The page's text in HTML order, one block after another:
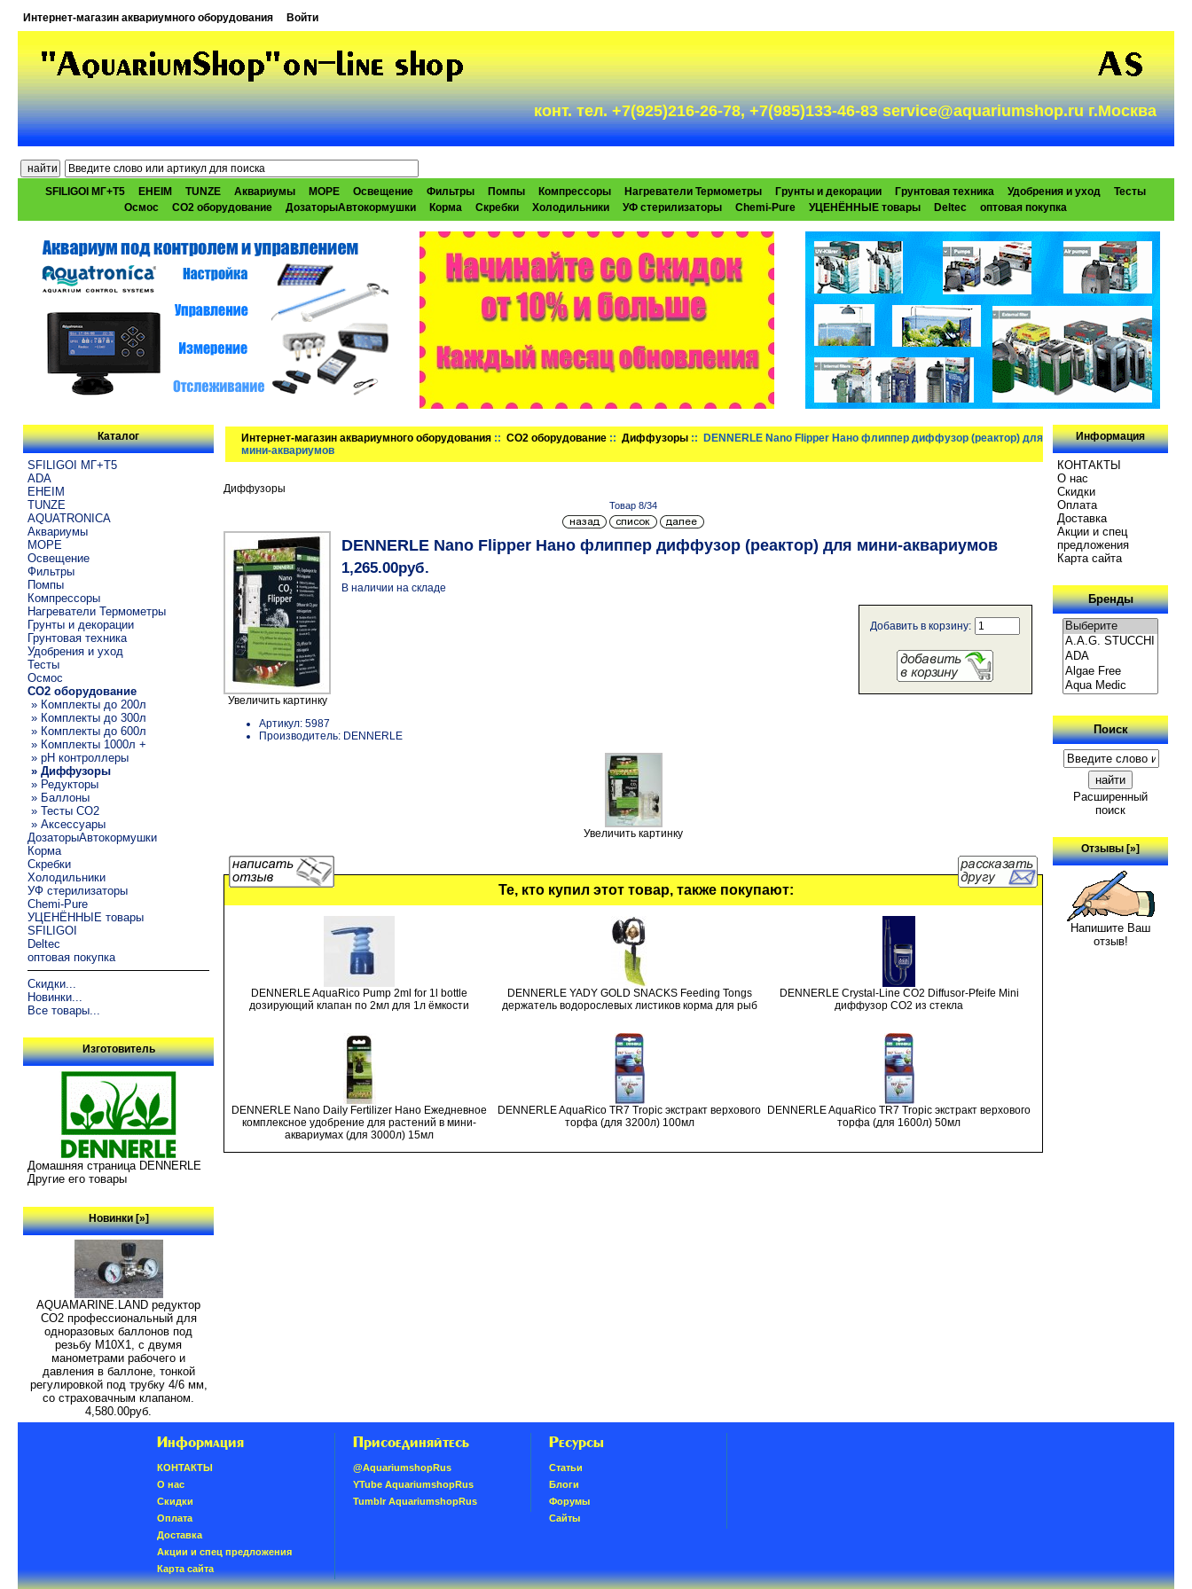
Интернет-магазин аквариумного оборудования Войти
конт. тел. +7(925)216-26-78, +7(985)133-46-83 service@aquariumshop.ru г.Москва
SFILIGOI МГ+Т5 EHEIM TUNZE Аквариумы МОРЕ Освещение Фильтры Помпы Компрессоры Нагреватели Термометры Грунты и декорации Грунтовая техника Удобрения и уход
Тесты
Осмос
CO2 оборудование ДозаторыАвтокормушки Корма Скребки Холодильники УФ стерилизаторы Chemi-Pure УЦЕНЁННЫЕ товары Deltec оптовая покупка
Каталог
SFILIGOI МГ+Т5
ADA
EHEIM
TUNZE
AQUATRONICA
Аквариумы
МОРЕ
Освещение
Фильтры
Помпы
Компрессоры
Нагреватели Термометры
Грунты и декорации
Грунтовая техника
Удобрения и уход
Тесты
Осмос
CO2 оборудование
» Комплекты до 200л
» Комплекты до 300л
» Комплекты до 600л
» Комплекты 1000л +
» pH контроллеры
» Диффузоры
» Редукторы
» Баллоны
» Тесты CO2
» Аксессуары
ДозаторыАвтокормушки
Корма
Скребки
Холодильники
УФ стерилизаторы
Chemi-Pure
УЦЕНЁННЫЕ товары
SFILIGOI
Deltec
оптовая покупка
Скидки...
Новинки...
Все товары...
Изготовитель
Домашняя страница DENNERLE
Другие его товары
Новинки [»]
AQUAMARINE.LAND редуктор
СО2 профессиональный для
одноразовых баллонов под
резьбу M10X1, с двумя
манометрами рабочего и
давления в баллоне, тонкой
регулировкой под трубку 4/6 мм,
со страховачным клапаном.
4,580.00руб.
Интернет-магазин аквариумного оборудования ::CO2 оборудование ::Диффузоры :: DENNERLE Nano Flipper Нано флиппер диффузор (реактор) для
мини-аквариумов
Диффузоры
Товар 8/34
Увеличить картинку
DENNERLE Nano Flipper Нано флиппер диффузор (реактор) для мини-аквариумов
1,265.00руб.
В наличии на складе
Добавить в корзину:
Артикул: 5987
Производитель: DENNERLE
Увеличить картинку
Те, кто купил этот товар, также покупают:
DENNERLE AquaRico Pump 2ml for 1l bottle
дозирующий клапан по 2мл для 1л ёмкости
DENNERLE YADY GOLD SNACKS Feeding Tongs
держатель водорослевых листиков корма для рыб
DENNERLE Crystal-Line CO2 Diffusor-Pfeife Mini
диффузор СО2 из стекла
DENNERLE Nano Daily Fertilizer Нано Ежедневное
комплексное удобрение для растений в мини-
аквариумах (для 3000л) 15мл
DENNERLE AquaRico TR7 Tropic экстракт верхового
торфа (для 3200л) 100мл
DENNERLE AquaRico TR7 Tropic экстракт верхового
торфа (для 1600л) 50мл
Информация
КОНТАКТЫ
О нас
Скидки
Oплатa
Доставка
Акции и спец
предложения
Карта сайта
Бренды
Поиск
Расширенный
поиск
Отзывы [»]
Напишите Ваш
отзыв!
Информация
КОНТАКТЫ
О нас
Скидки
Oплатa
Доставка
Акции и спец предложения
Карта сайта
Присоединяйтесь
@AquariumshopRus
YTube AquariumshopRus
Tumblr AquariumshopRus
Ресурсы
Статьи
Блоги
Форумы
Сайты